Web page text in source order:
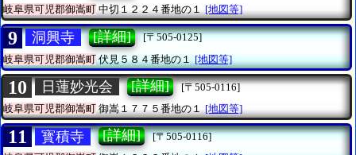
岐阜県可児郡御嵩町中切１２２４番地の１ [地図等]
9 洞興寺 [詳細]
[〒505-0125]
岐阜県可児郡御嵩町伏見５８４番地の１ [地図等]
10 日蓮妙光会 [詳細]
[〒505-0116]
岐阜県可児郡御嵩町 御嵩１７７５番地の１ [地図等]
11 寳積寺 [詳細]
[〒505-0116]